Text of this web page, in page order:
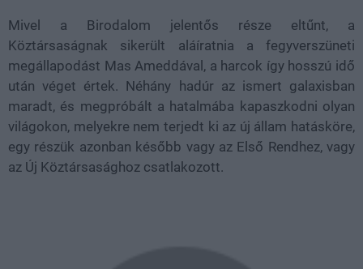
Mivel a Birodalom jelentős része eltűnt, a
Köztársaságnak sikerült aláíratnia a fegyverszüneti
megállapodást Mas Ameddával, a harcok így hosszú idő
után véget értek. Néhány hadúr az ismert galaxisban
maradt, és megpróbált a hatalmába kapaszkodni olyan
világokon, melyekre nem terjedt ki az új állam hatásköre,
egy részük azonban később vagy az Első Rendhez, vagy
az Új Köztársasághoz csatlakozott.